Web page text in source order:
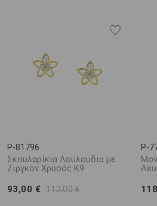
P-81796
Σκουλαρίκια Λουλούδια με
Ζιργκόν Χρυσός K9
93,00 € 112,00 €
P-